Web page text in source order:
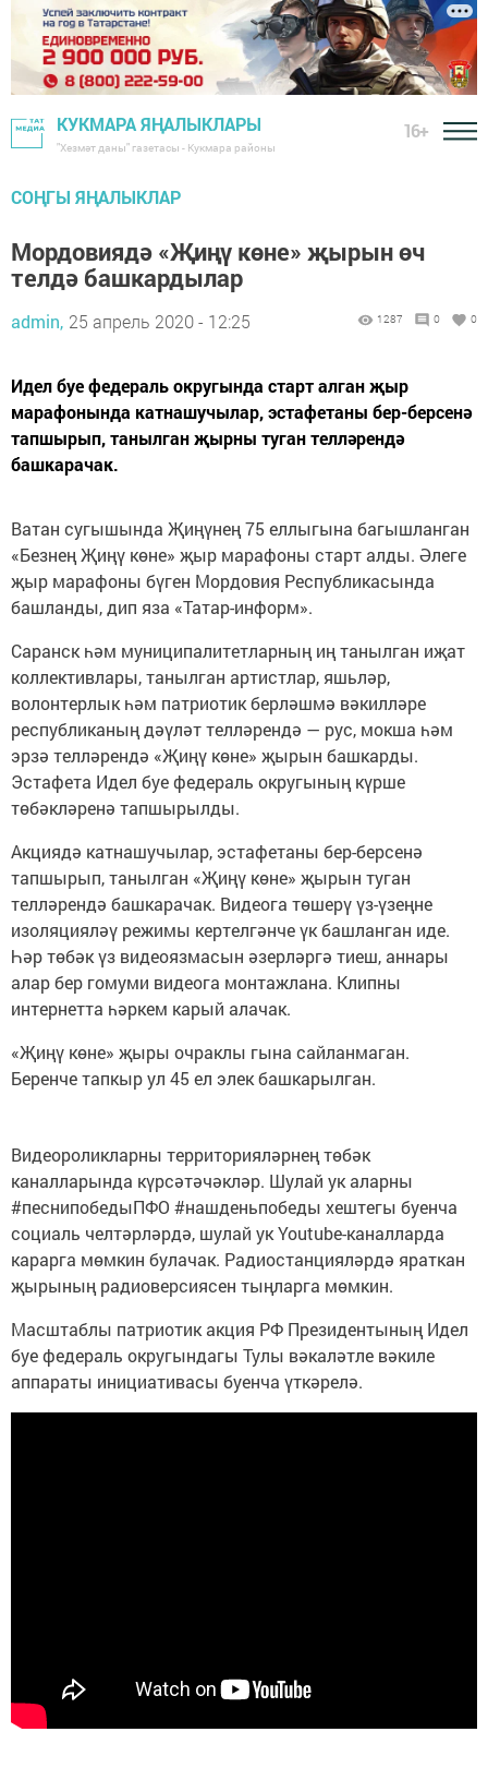
КУКМАРА ЯҢАЛЫКЛАРЫ
"Хезмәт даны" газетасы - Кукмара районы
16+
СОҢГЫ ЯҢАЛЫКЛАР
Мордовиядә «Җиңү көне» җырын өч
телдә башкардылар
admin, 25 апрель 2020 - 12:25 1287 0 0
Идел буе федераль округында старт алган җыр
марафонында катнашучылар, эстафетаны бер-берсенә
тапшырып, танылган җырны туган телләрендә
башкарачак.
Ватан сугышында Җиңүнең 75 еллыгына багышланган
«Безнең Җиңү көне» җыр марафоны старт алды. Әлеге
җыр марафоны бүген Мордовия Республикасында
башланды, дип яза «Татар-информ».
Саранск һәм муниципалитетларның иң танылган иҗат
коллективлары, танылган артистлар, яшьләр,
волонтерлык һәм патриотик берләшмә вәкилләре
республиканың дәүләт телләрендә — рус, мокша һәм
эрзә телләрендә «Җиңү көне» җырын башкарды.
Эстафета Идел буе федераль округының күрше
төбәкләренә тапшырылды.
Акциядә катнашучылар, эстафетаны бер-берсенә
тапшырып, танылган «Җиңү көне» җырын туган
телләрендә башкарачак. Видеога төшерү үз-үзеңне
изоляцияләү режимы кертелгәнче үк башланган иде.
Һәр төбәк үз видеоязмасын әзерләргә тиеш, аннары
алар бер гомуми видеога монтажлана. Клипны
интернетта һәркем карый алачак.
«Җиңү көне» җыры очраклы гына сайланмаган.
Беренче тапкыр ул 45 ел элек башкарылган.
Видеороликларны территорияләрнең төбәк
каналларында күрсәтәчәкләр. Шулай ук аларны
#песнипобедыПФО #нашденьпобеды хештегы буенча
социаль челтәрләрдә, шулай ук Youtube-каналларда
карарга мөмкин булачак. Радиостанцияләрдә яраткан
җырының радиоверсиясен тыңларга мөмкин.
Масштаблы патриотик акция РФ Президентының Идел
буе федераль округындагы Тулы вәкаләтле вәкиле
аппараты инициативасы буенча үткәрелә.